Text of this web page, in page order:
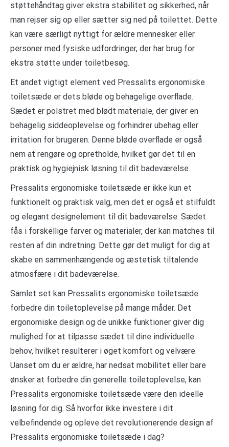
støttehåndtag giver ekstra stabilitet og sikkerhed, når
man rejser sig op eller sætter sig ned på toilettet. Dette
kan være særligt nyttigt for ældre mennesker eller
personer med fysiske udfordringer, der har brug for
ekstra støtte under toiletbesøg.
Et andet vigtigt element ved Pressalits ergonomiske
toiletsæde er dets bløde og behagelige overflade.
Sædet er polstret med blødt materiale, der giver en
behagelig siddeoplevelse og forhindrer ubehag eller
irritation for brugeren. Denne bløde overflade er også
nem at rengøre og opretholde, hvilket gør det til en
praktisk og hygiejnisk løsning til dit badeværelse.
Pressalits ergonomiske toiletsæde er ikke kun et
funktionelt og praktisk valg, men det er også et stilfuldt
og elegant designelement til dit badeværelse. Sædet
fås i forskellige farver og materialer, der kan matches til
resten af din indretning. Dette gør det muligt for dig at
skabe en sammenhængende og æstetisk tiltalende
atmosfære i dit badeværelse.
Samlet set kan Pressalits ergonomiske toiletsæde
forbedre din toiletoplevelse på mange måder. Det
ergonomiske design og de unikke funktioner giver dig
mulighed for at tilpasse sædet til dine individuelle
behov, hvilket resulterer i øget komfort og velvære.
Uanset om du er ældre, har nedsat mobilitet eller bare
ønsker at forbedre din generelle toiletoplevelse, kan
Pressalits ergonomiske toiletsæde være den ideelle
løsning for dig. Så hvorfor ikke investere i dit
velbefindende og opleve det revolutionerende design af
Pressalits ergonomiske toiletsæde i dag?